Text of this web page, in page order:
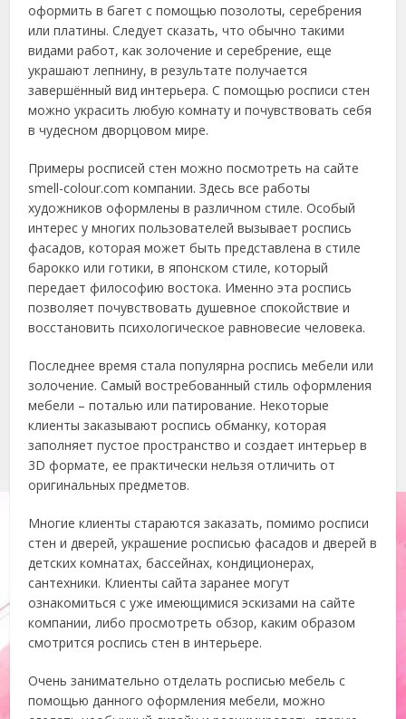
оформить в багет с помощью позолоты, серебрения
или платины. Следует сказать, что обычно такими
видами работ, как золочение и серебрение, еще
украшают лепнину, в результате получается
завершённый вид интерьера. С помощью росписи стен
можно украсить любую комнату и почувствовать себя
в чудесном дворцовом мире.
Примеры росписей стен можно посмотреть на сайте
smell-colour.com компании. Здесь все работы
художников оформлены в различном стиле. Особый
интерес у многих пользователей вызывает роспись
фасадов, которая может быть представлена в стиле
барокко или готики, в японском стиле, который
передает философию востока. Именно эта роспись
позволяет почувствовать душевное спокойствие и
восстановить психологическое равновесие человека.
Последнее время стала популярна роспись мебели или
золочение. Самый востребованный стиль оформления
мебели – поталью или патирование. Некоторые
клиенты заказывают роспись обманку, которая
заполняет пустое пространство и создает интерьер в
3D формате, ее практически нельзя отличить от
оригинальных предметов.
Многие клиенты стараются заказать, помимо росписи
стен и дверей, украшение росписью фасадов и дверей в
детских комнатах, бассейнах, кондиционерах,
сантехники. Клиенты сайта заранее могут
ознакомиться с уже имеющимися эскизами на сайте
компании, либо просмотреть обзор, каким образом
смотрится роспись стен в интерьере.
Очень занимательно отделать росписью мебель с
помощью данного оформления мебели, можно